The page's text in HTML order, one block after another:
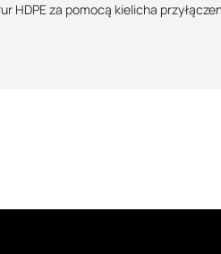
HDPE za pomocą kielicha